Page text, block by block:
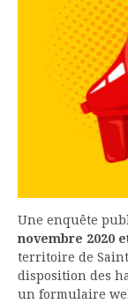
Une enquête
novembre 2020
territoire de
disposition des
un formulaire